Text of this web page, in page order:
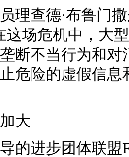
理查德·布鲁门
这场危机中，大
断不当行为和
危险的虚假信
大
的进步团体联盟